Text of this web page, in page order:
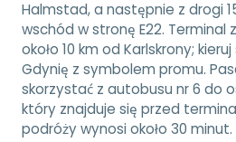
Halmstad, a następnie z drogi
wschód w stronę E22. Terminal
około 10 km od Karlskrony;
Gdynię z symbolem promu.
skorzystać z autobusu nr 6 do
który znajduje się przed
podróży wynosi około 30 minut.